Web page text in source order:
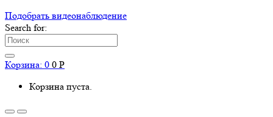
Подобрать видеонаблюдениe
Search for:
Корзина: 0 0 Р
Корзина пуста.